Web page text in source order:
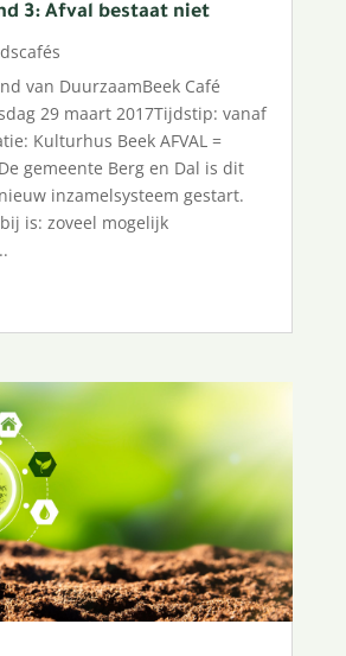
3: Afval bestaat niet
van DuurzaamBeek Café
29 maart 2017Tijdstip: vanaf
Kulturhus Beek AFVAL =
De gemeente Berg en Dal is dit
inzamelsysteem gestart.
is: zoveel mogelijk